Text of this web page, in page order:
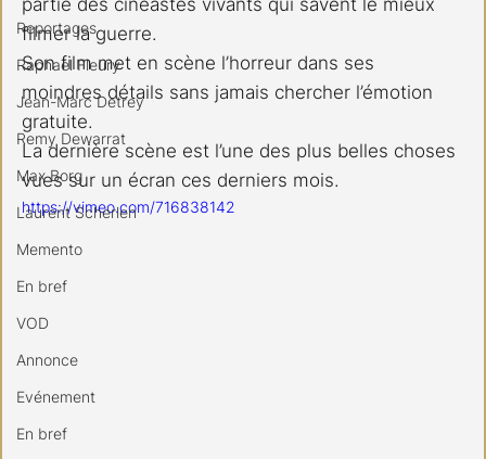
Reportages
Raphael Fleury
Jean-Marc Detrey
Remy Dewarrat
Max Borg
Laurent Scherlen
Memento
En bref
VOD
Annonce
Evénement
En bref
filmer la guerre.
Son film met en scène l’horreur dans ses
moindres détails sans jamais chercher l’émotion
gratuite.
La dernière scène est l’une des plus belles choses
vues sur un écran ces derniers mois.
https://vimeo.com/716838142